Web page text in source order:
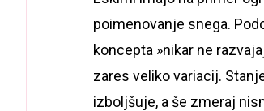
poimenovanje snega.
koncepta »nikar ne
zares veliko variacij.
izboljšuje, a še zmeraj